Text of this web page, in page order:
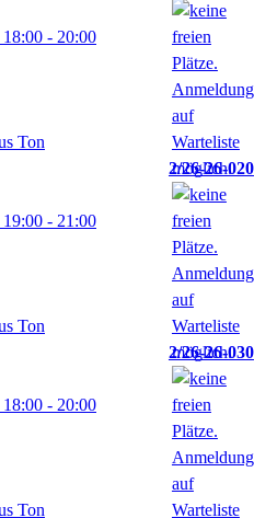
18:00 - 20:00
2/26-26-020
19:00 - 21:00
2/26-26-030
18:00 - 20:00